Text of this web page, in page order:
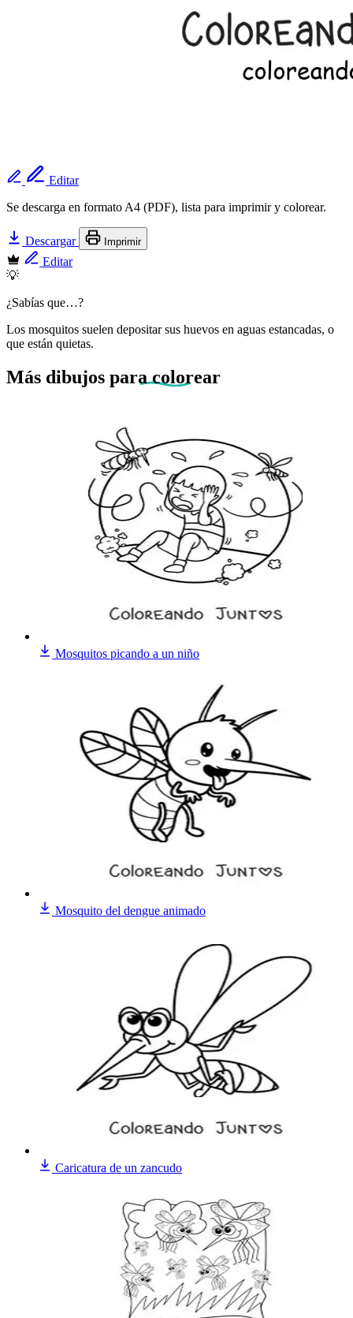
Editar
Se descarga en formato A4 (PDF), lista para imprimir y colorear.
Descargar Imprimir
Editar
💡
¿Sabías que…?
Los mosquitos suelen depositar sus huevos en aguas estancadas, o
que están quietas.
Más dibujos para colorear
Mosquitos picando a un niño
Mosquito del dengue animado
Caricatura de un zancudo